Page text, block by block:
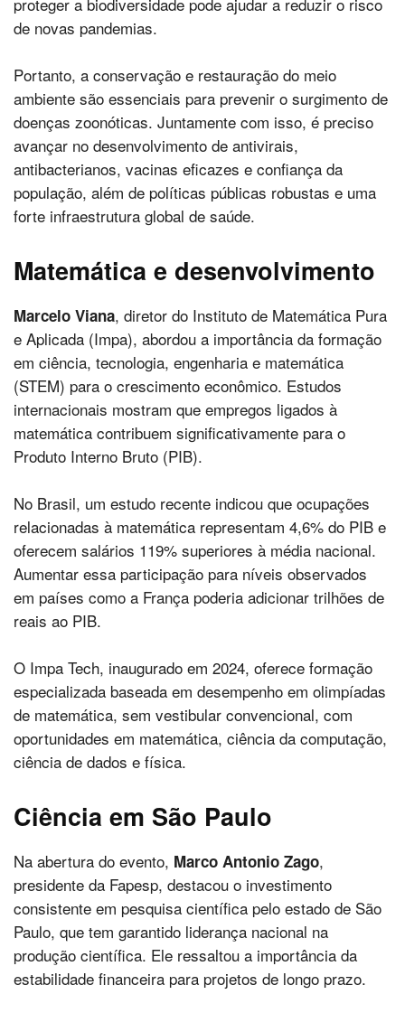
de novas pandemias.
Portanto, a conservação e restauração do meio
ambiente são essenciais para prevenir o surgimento de
doenças zoonóticas. Juntamente com isso, é preciso
avançar no desenvolvimento de antivirais,
antibacterianos, vacinas eficazes e confiança da
população, além de políticas públicas robustas e uma
forte infraestrutura global de saúde.
Matemática e desenvolvimento
Marcelo Viana, diretor do Instituto de Matemática Pura
e Aplicada (Impa), abordou a importância da formação
em ciência, tecnologia, engenharia e matemática
(STEM) para o crescimento econômico. Estudos
internacionais mostram que empregos ligados à
matemática contribuem significativamente para o
Produto Interno Bruto (PIB).
No Brasil, um estudo recente indicou que ocupações
relacionadas à matemática representam 4,6% do PIB e
oferecem salários 119% superiores à média nacional.
Aumentar essa participação para níveis observados
em países como a França poderia adicionar trilhões de
reais ao PIB.
O Impa Tech, inaugurado em 2024, oferece formação
especializada baseada em desempenho em olimpíadas
de matemática, sem vestibular convencional, com
oportunidades em matemática, ciência da computação,
ciência de dados e física.
Ciência em São Paulo
Na abertura do evento, Marco Antonio Zago,
presidente da Fapesp, destacou o investimento
consistente em pesquisa científica pelo estado de São
Paulo, que tem garantido liderança nacional na
produção científica. Ele ressaltou a importância da
estabilidade financeira para projetos de longo prazo.